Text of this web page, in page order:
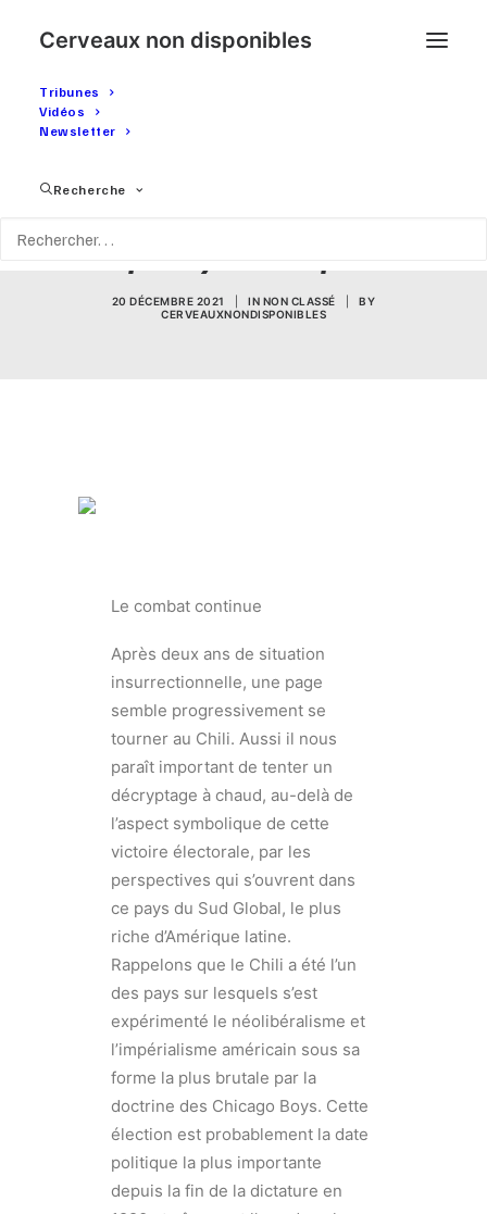
Cerveaux non disponibles
Tribunes
Vidéos
Newsletter
Recherche
lutte une victoire plus
20 DÉCEMBRE 2021 IN NON CLASSÉ
BY
CERVEAUXNONDISPONIBLES
Le combat continue
Après deux ans de situation
insurrectionnelle, une page
semble progressivement se
tourner au Chili. Aussi il nous
paraît important de tenter un
décryptage à chaud, au-delà de
l’aspect symbolique de cette
victoire électorale, par les
perspectives qui s’ouvrent dans
ce pays du Sud Global, le plus
riche d’Amérique latine.
Rappelons que le Chili a été l’un
des pays sur lesquels s’est
expérimenté le néolibéralisme et
l’impérialisme américain sous sa
forme la plus brutale par la
doctrine des Chicago Boys. Cette
élection est probablement la date
politique la plus importante
depuis la fin de la dictature en